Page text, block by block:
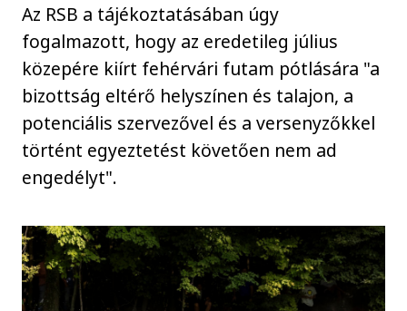
Az RSB a tájékoztatásában úgy
fogalmazott, hogy az eredetileg július
közepére kiírt fehérvári futam pótlására "a
bizottság eltérő helyszínen és talajon, a
potenciális szervezővel és a versenyzőkkel
történt egyeztetést követően nem ad
engedélyt".